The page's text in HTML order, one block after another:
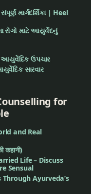
માર્ગદર્શિકા | Heel
રોગો માટે આયુર્વેદનું
આયુર્વેદિક ઉપચાર
સારવાર
for
and Real
कहानी)
Life – Discuss
Sensual
Ayurveda’s